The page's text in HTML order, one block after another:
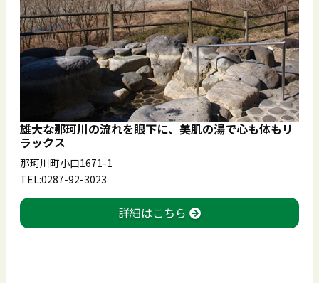
雄大な那珂川の流れを眼下に、美肌の湯で心も体もリ
ラックス
那珂川町小口1671-1
TEL:0287-92-3023
詳細はこちら